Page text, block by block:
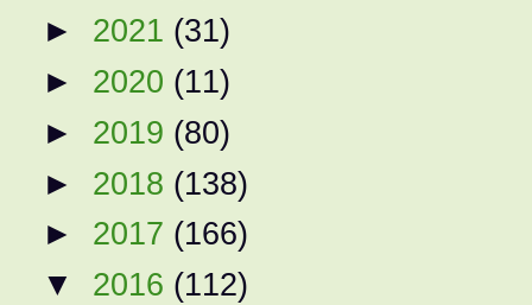
► 2021 (31)
► 2020 (11)
► 2019 (80)
► 2018 (138)
► 2017 (166)
▼ 2016 (112)